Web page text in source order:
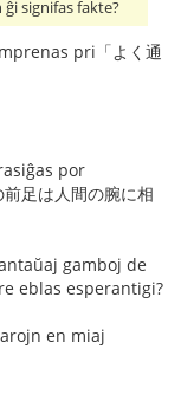
signifas fakte?
pri「よく通
por
足は人間の腕に相
gamboj de
eblas esperantigi?
en miaj